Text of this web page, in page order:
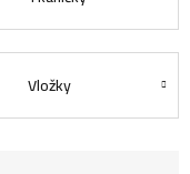
Vložky